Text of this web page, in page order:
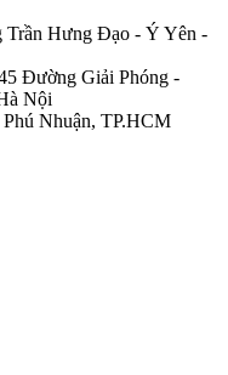
Trần Hưng Đạo - Ý Yên -
Đường Giải Phóng -
Nội
Nhuận, TP.HCM